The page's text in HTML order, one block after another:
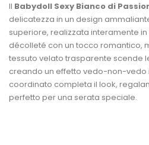
Il Babydoll Sexy Bianco di
delicatezza in un design
superiore, realizzata interamente
décolleté con un tocco romantico,
tessuto velato trasparente scende
creando un effetto vedo-non-vedo
coordinato completa il look,
perfetto per una serata speciale.